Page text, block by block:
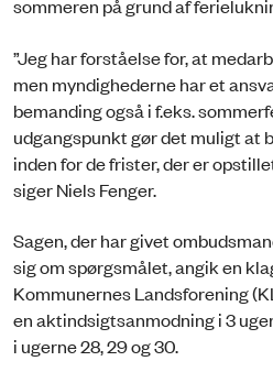
sommeren på grund af
”Jeg har forståelse for, at
men myndighederne har et
bemanding også i f.eks.
udgangspunkt gør det muligt at
inden for de frister, der er
siger Niels Fenger.
Sagen, der har givet
sig om spørgsmålet, angik en
Kommunernes Landsforening
en aktindsigtsanmodning i 3
i ugerne 28, 29 og 30.